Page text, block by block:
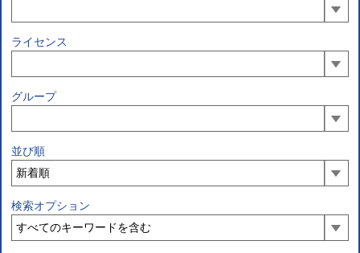
ライセンス
グループ
並び順
検索オプション